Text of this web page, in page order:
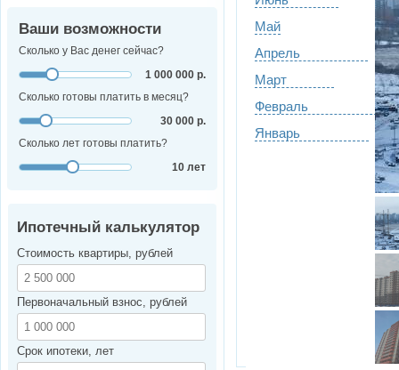
Май
Апрель
Март
Февраль
Январь
Ваши возможности
Сколько у Вас денег сейчас?
1 000 000 р.
Сколько готовы платить в месяц?
30 000 р.
Сколько лет готовы платить?
10 лет
Ипотечный калькулятор
Стоимость квартиры, рублей
Первоначальный взнос, рублей
Срок ипотеки, лет